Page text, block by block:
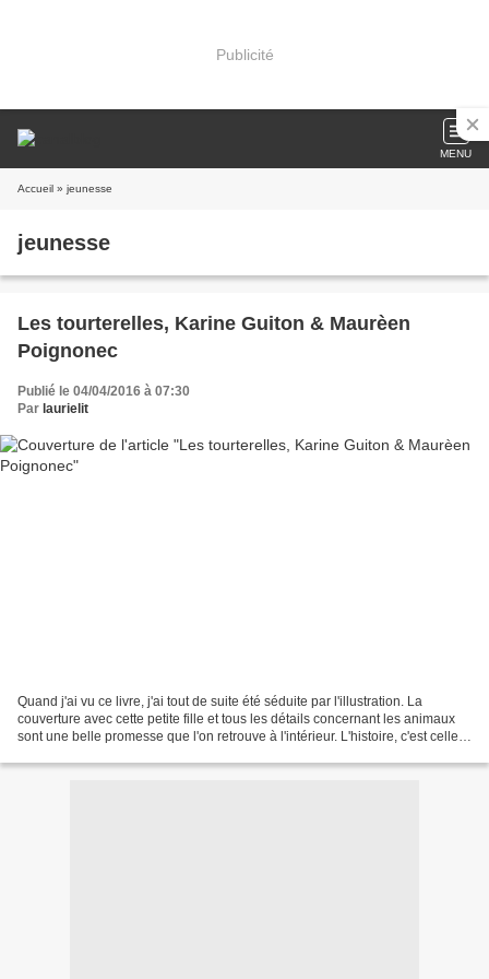
Publicité
MENU
Accueil » jeunesse
jeunesse
Les tourterelles, Karine Guiton & Maurèen
Poignonec
Publié le 04/04/2016 à 07:30
Par laurielit
Quand j'ai vu ce livre, j'ai tout de suite été séduite par l'illustration. La
couverture avec cette petite fille et tous les détails concernant les animaux
sont une belle promesse que l'on retrouve à l'intérieur. L'histoire, c'est celle